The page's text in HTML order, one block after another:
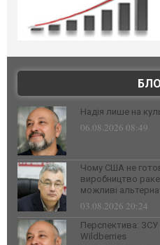
Надія лише на
06.08.2026 08:49
Чому США не
виробництво
можливі
03.08.2026 20:24
Перспектива: ЗСУ
Wildberries